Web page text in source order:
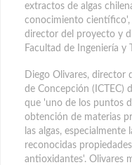
extractos de algas
conocimiento científico',
director del proyecto y
Facultad de Ingeniería y
Diego Olivares, director
de Concepción (ICTEC)
que 'uno de los puntos
obtención de materias
las algas,
reconocidas
antioxidantes'. Olivares